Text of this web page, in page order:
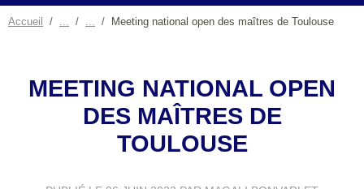
Accueil Meeting national open des maîtres de Toulouse
MEETING NATIONAL OPEN
DES MAÎTRES DE
TOULOUSE